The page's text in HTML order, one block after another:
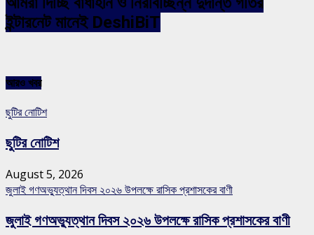
ইন্টারনেট মানেই DeshiBiT
আরও খবর
ছুটির নোটিশ
ছুটির নোটিশ
August 5, 2026
জুলাই গণঅভ্যুত্থান দিবস ২০২৬ উপলক্ষে রাসিক প্রশাসকের বাণী
জুলাই গণঅভ্যুত্থান দিবস ২০২৬ উপলক্ষে রাসিক প্রশাসকের বাণী